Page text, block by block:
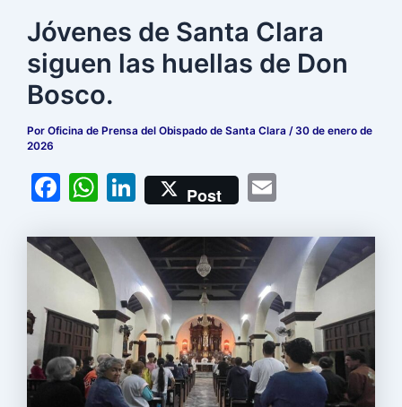
Jóvenes de Santa Clara
siguen las huellas de Don
Bosco.
PorOficina de Prensa del Obispado de Santa Clara/ 30 de enero de
2026
F
c
e
o
o
k
W
at
s
A
p
p
Li
n
k
e
dI
n
Post
ai
l